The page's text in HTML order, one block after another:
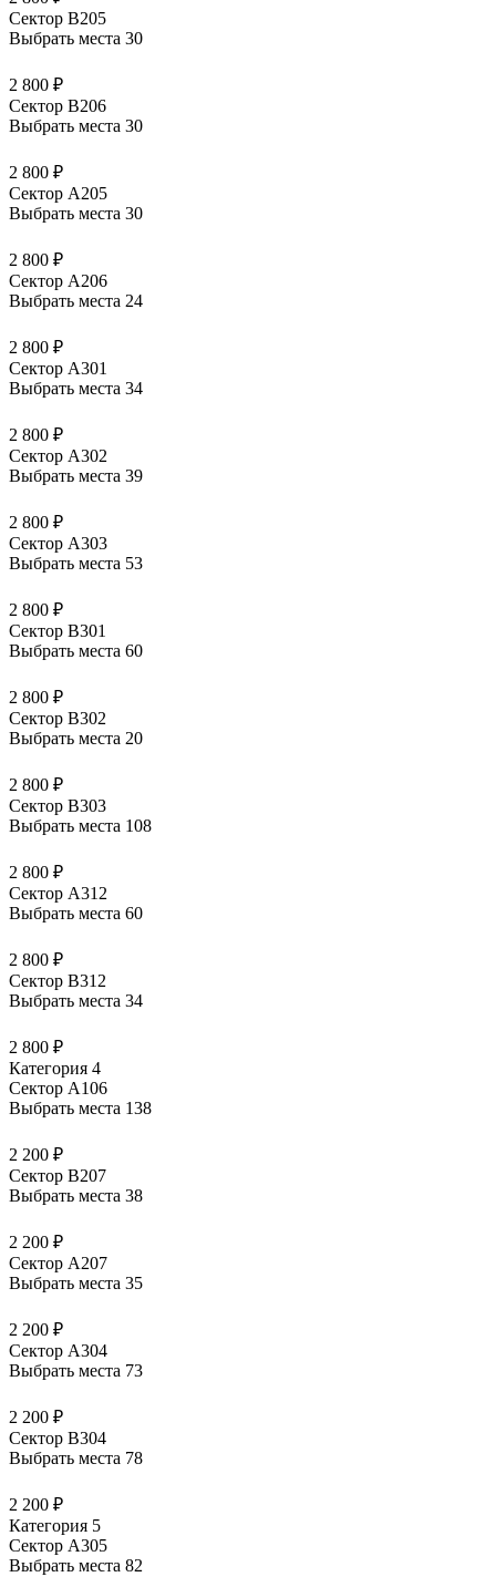
Сектор В205
Выбрать места 30
2 800 ₽
Сектор В206
Выбрать места 30
2 800 ₽
Сектор А205
Выбрать места 30
2 800 ₽
Сектор А206
Выбрать места 24
2 800 ₽
Сектор А301
Выбрать места 34
2 800 ₽
Сектор А302
Выбрать места 39
2 800 ₽
Сектор А303
Выбрать места 53
2 800 ₽
Сектор В301
Выбрать места 60
2 800 ₽
Сектор В302
Выбрать места 20
2 800 ₽
Сектор В303
Выбрать места 108
2 800 ₽
Сектор А312
Выбрать места 60
2 800 ₽
Сектор В312
Выбрать места 34
2 800 ₽
Категория 4
Сектор А106
Выбрать места 138
2 200 ₽
Сектор В207
Выбрать места 38
2 200 ₽
Сектор А207
Выбрать места 35
2 200 ₽
Сектор А304
Выбрать места 73
2 200 ₽
Сектор В304
Выбрать места 78
2 200 ₽
Категория 5
Сектор А305
Выбрать места 82